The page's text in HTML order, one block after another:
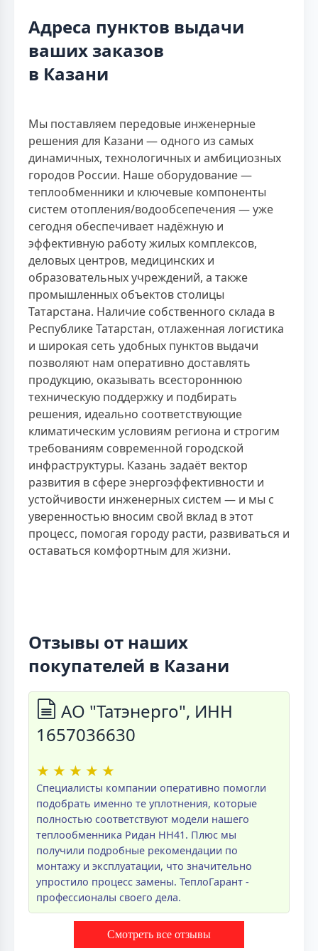
Адреса пунктов выдачи
ваших заказов
в Казани
Мы поставляем передовые инженерные
решения для Казани — одного из самых
динамичных, технологичных и амбициозных
городов России. Наше оборудование —
теплообменники и ключевые компоненты
систем отопления/водообсепечения — уже
сегодня обеспечивает надёжную и
эффективную работу жилых комплексов,
деловых центров, медицинских и
образовательных учреждений, а также
промышленных объектов столицы
Татарстана. Наличие собственного склада в
Республике Татарстан, отлаженная логистика
и широкая сеть удобных пунктов выдачи
позволяют нам оперативно доставлять
продукцию, оказывать всестороннюю
техническую поддержку и подбирать
решения, идеально соответствующие
климатическим условиям региона и строгим
требованиям современной городской
инфраструктуры. Казань задаёт вектор
развития в сфере энергоэффективности и
устойчивости инженерных систем — и мы с
уверенностью вносим свой вклад в этот
процесс, помогая городу расти, развиваться и
оставаться комфортным для жизни.
Отзывы от наших
покупателей в Казани
АО "Татэнерго", ИНН
1657036630
★ ★ ★ ★ ★
Специалисты компании оперативно помогли
подобрать именно те уплотнения, которые
полностью соответствуют модели нашего
теплообменника Ридан НН41. Плюс мы
получили подробные рекомендации по
монтажу и эксплуатации, что значительно
упростило процесс замены. ТеплоГарант -
профессионалы своего дела.
Смотреть все отзывы